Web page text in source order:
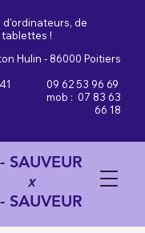
d'ordinateurs, de
!
Hulin - 86000 Poitiers
09 62 53 96 69
mob : 07 83 63
66 18
SAUVEUR
x
SAUVEUR